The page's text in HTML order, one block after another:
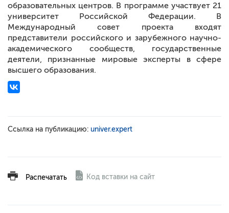
образовательных центров. В программе участвует 21
университет Российской Федерации. В
Международный совет проекта входят
представители российского и зарубежного научно-
академического сообществ, государственные
деятели, признанные мировые эксперты в сфере
высшего образования.
Ссылка на публикацию: univer.expert
Распечатать Код вставки на сайт